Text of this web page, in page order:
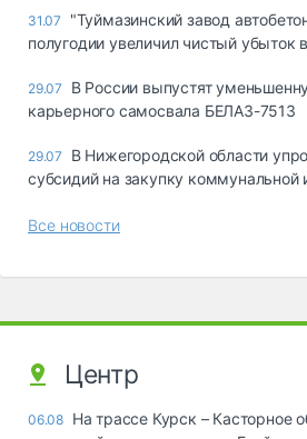
31.07
"Туймазинский завод
полугодии увеличил чистый убыток
29.07
В России выпустят
карьерного самосвала БЕЛАЗ-7513
29.07
В Нижегородской области
субсидий на закупку коммунальной
Все новости
Центр
06.08 На трассе Курск – Касторное